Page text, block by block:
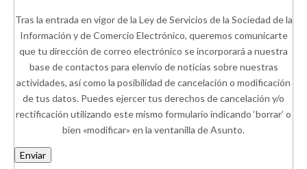
Tras la entrada en vigor de la Ley de Servicios de la Sociedad de la
Información y de Comercio Electrónico, queremos comunicarte
que tu dirección de correo electrónico se incorporará a nuestra
base de contactos para elenvío de noticias sobre nuestras
actividades, así como la posibilidad de cancelación o modificación
de tus datos. Puedes ejercer tus derechos de cancelación y/o
rectificación utilizando este mismo formulario indicando ‘borrar’ o
bien «modificar» en la ventanilla de Asunto.
Enviar